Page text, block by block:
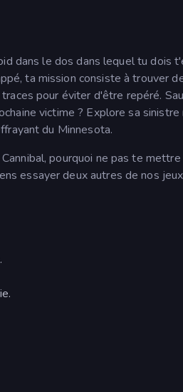
dans le dos dans lequel tu dois
ta mission consiste à trouver
pour éviter d'être repéré.
victime ? Explore sa
du Minnesota.
pourquoi ne pas te
essayer deux autres de nos